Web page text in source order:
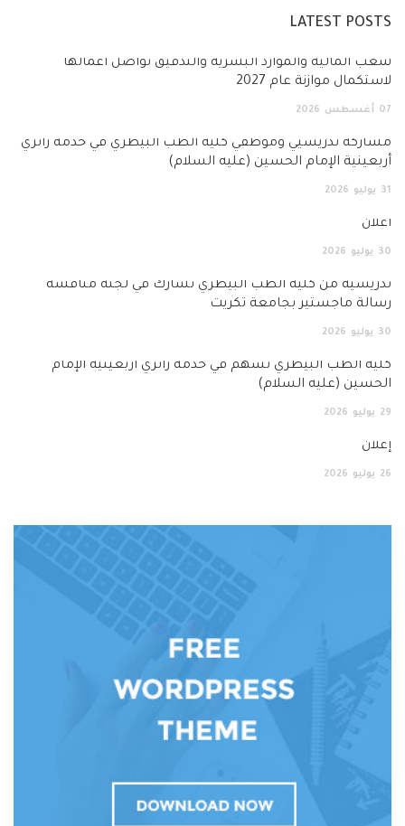
LATEST POSTS
شُعَب المالية والموارد البشرية والتدقيق تواصل أعمالها
لاستكمال موازنة عام 2027
07 أغسطس 2026
مشاركة تدريسيي وموظفي كلية الطب البيطري في خدمة زائري
أربعينية الإمام الحسين (عليه السلام)
31 يوليو 2026
اعلان
30 يوليو 2026
تدريسية من كلية الطب البيطري تشارك في لجنة مناقشة
رسالة ماجستير بجامعة تكريت
30 يوليو 2026
كلية الطب البيطري تسهم في خدمة زائري أربعينية الإمام
الحسين (عليه السلام)
29 يوليو 2026
إعلان
26 يوليو 2026